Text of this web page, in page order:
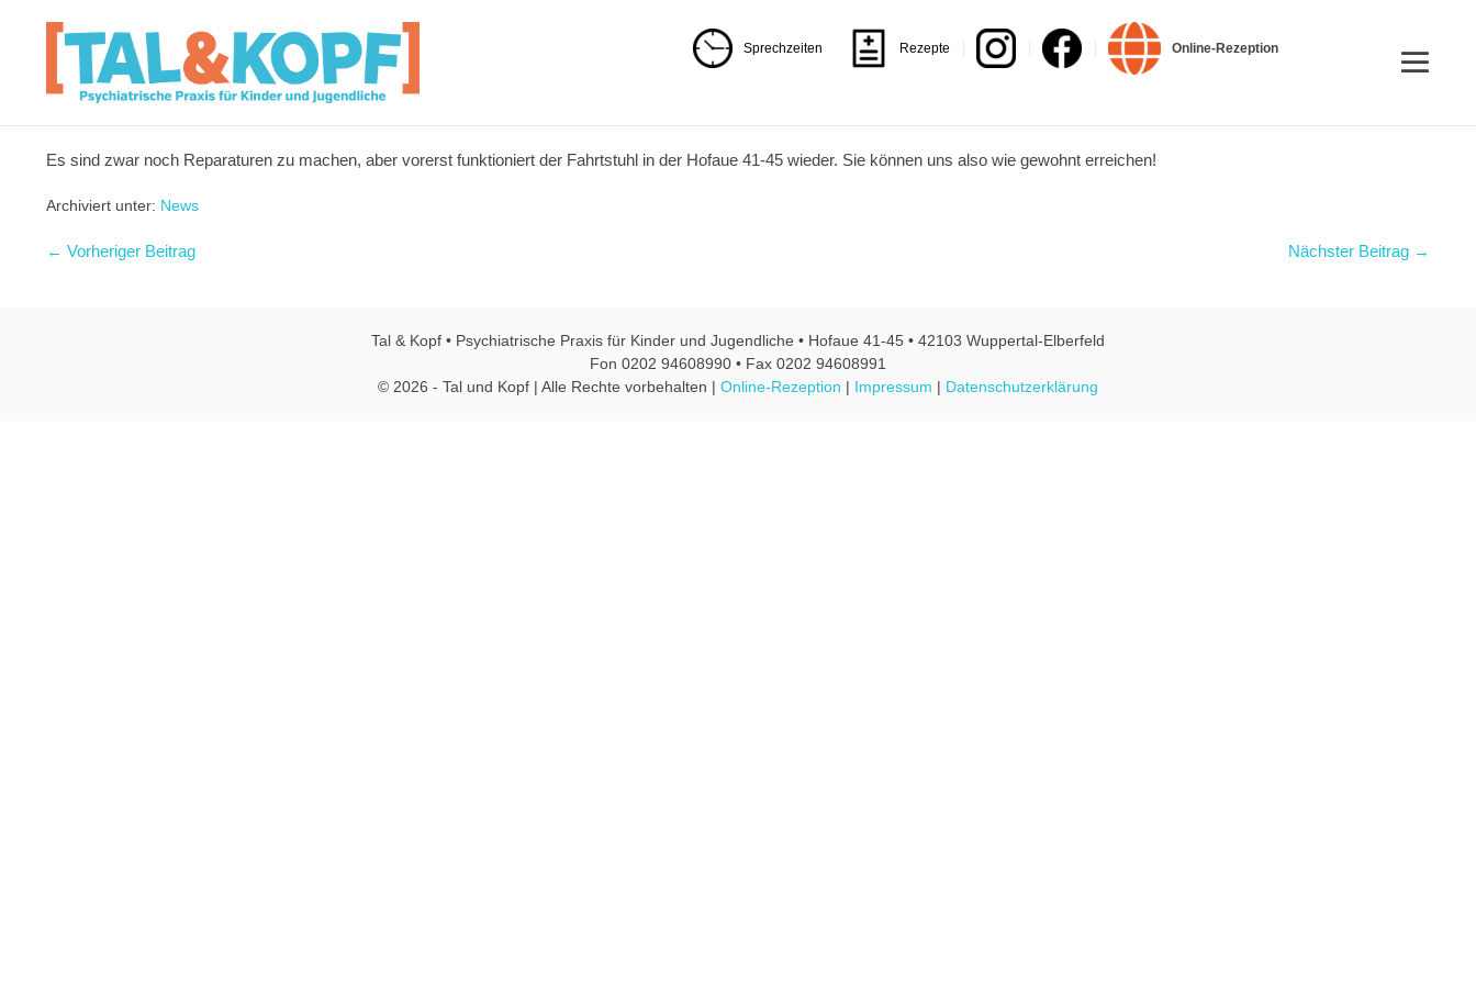
Sprechzeiten Rezepte Online-Rezeption
Es sind zwar noch Reparaturen zu machen, aber vorerst funktioniert der Fahrtstuhl in der Hofaue 41-45 wieder. Sie können uns also wie gewohnt erreichen!
Archiviert unter: News
← Vorheriger Beitrag Nächster Beitrag →
Tal & Kopf • Psychiatrische Praxis für Kinder und Jugendliche • Hofaue 41-45 • 42103 Wuppertal-Elberfeld
Fon 0202 94608990 • Fax 0202 94608991
© 2026 - Tal und Kopf | Alle Rechte vorbehalten | Online-Rezeption | Impressum | Datenschutzerklärung